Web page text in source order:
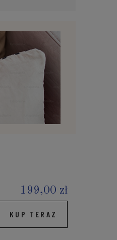
199,00 zł
KUP TERAZ